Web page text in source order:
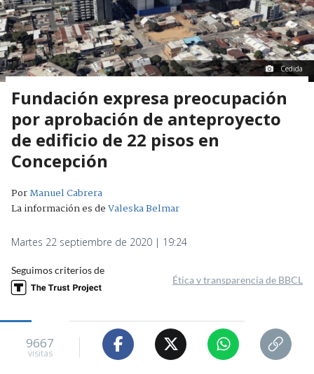
Cedida
Fundación expresa preocupación
por aprobación de anteproyecto
de edificio de 22 pisos en
Concepción
PorManuel Cabrera
La información es deValeska Belmar
Martes 22 septiembre de 2020 | 19:24
Seguimos criterios de
Ética y transparencia de BBCL
9667
visitas